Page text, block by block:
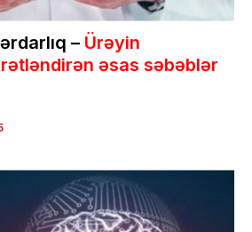
– Ürəyin
əsas səbəblər